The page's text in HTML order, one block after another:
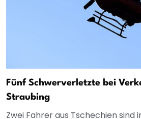
Fünf Schwerverletzte bei
Straubing
Zwei Fahrer aus Tschechien sind